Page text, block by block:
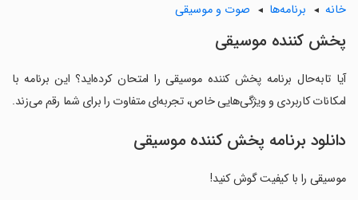
خانه برنامه‌ها صوت و موسیقی
‏پخش کننده موسیقی
آیا تابه‌حال برنامه ‏پخش کننده موسیقی را امتحان کرده‌اید؟ این برنامه با
امکانات کاربردی و ویژگی‌هایی خاص، تجربه‌ای متفاوت را برای شما رقم می‌زند.
دانلود برنامه ‏پخش کننده موسیقی
‏موسیقی را با کیفیت گوش کنید!